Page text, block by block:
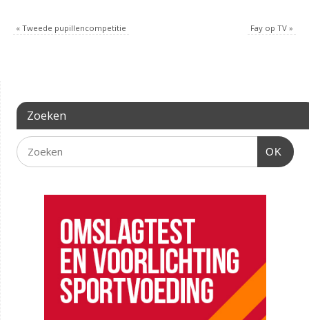
«Tweede pupillencompetitie Fay op TV»
Zoeken
OK